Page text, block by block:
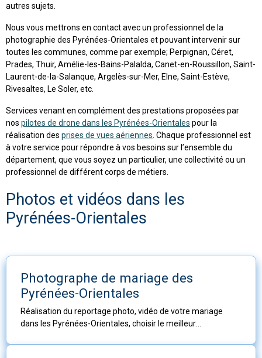
autres sujets.
Nous vous mettrons en contact avec un professionnel de la
photographie des Pyrénées-Orientales et pouvant intervenir sur
toutes les communes, comme par exemple; Perpignan, Céret,
Prades, Thuir, Amélie-les-Bains-Palalda, Canet-en-Roussillon, Saint-
Laurent-de-la-Salanque, Argelès-sur-Mer, Elne, Saint-Estève,
Rivesaltes, Le Soler, etc.
Services venant en complément des prestations proposées par
nos pilotes de drone dans les Pyrénées-Orientales pour la
réalisation des prises de vues aériennes . Chaque professionnel est
à votre service pour répondre à vos besoins sur l’ensemble du
département, que vous soyez un particulier, une collectivité ou un
professionnel de différent corps de métiers.
Photos et vidéos dans les
Pyrénées-Orientales
Photographe de mariage des
Pyrénées-Orientales
Réalisation du reportage photo, vidéo de votre mariage
dans les Pyrénées-Orientales, choisir le meilleur
vie en vous proposant des prestations personnalisées.